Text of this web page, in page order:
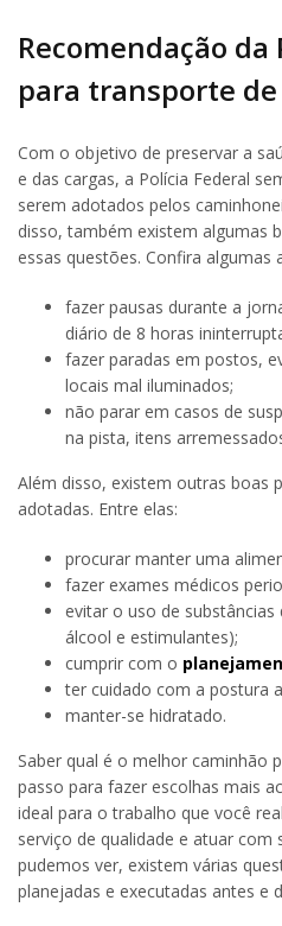
Recomendação da
para transporte de
Com o objetivo de preservar a
e das cargas, a Polícia Federal
serem adotados pelos
disso, também existem algumas
essas questões. Confira algumas
fazer pausas durante a
diário de 8 horas
fazer paradas em postos,
locais mal iluminados;
não parar em casos de
na pista, itens
Além disso, existem outras boas
adotadas. Entre elas:
procurar manter uma
fazer exames médicos
evitar o uso de
álcool e estimulantes);
cumprir com o
ter cuidado com a postura
manter-se hidratado.
Saber qual é o melhor caminhão
passo para fazer escolhas mais
ideal para o trabalho que você
serviço de qualidade e atuar com
pudemos ver, existem várias
planejadas e executadas antes e